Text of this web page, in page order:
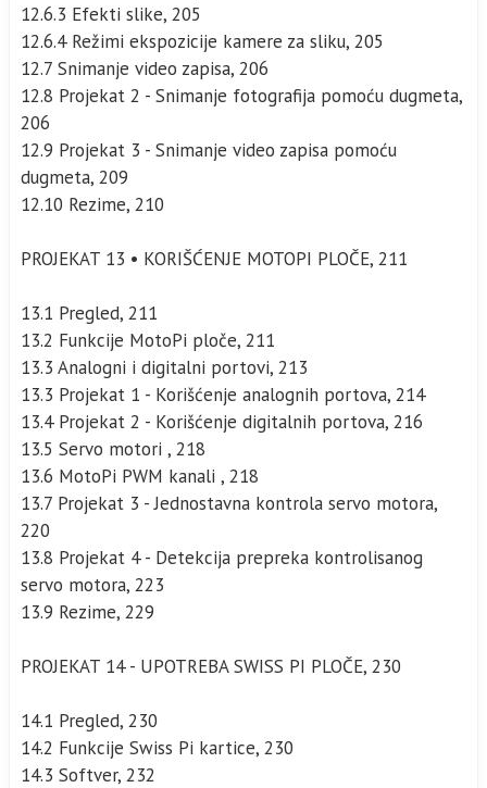
12.6.3 Efekti slike, 205
12.6.4 Režimi ekspozicije kamere za sliku, 205
12.7 Snimanje video zapisa, 206
12.8 Projekat 2 - Snimanje fotografija pomoću dugmeta,
206
12.9 Projekat 3 - Snimanje video zapisa pomoću
dugmeta, 209
12.10 Rezime, 210
PROJEKAT 13 • KORIŠĆENJE MOTOPI PLOČE, 211
13.1 Pregled, 211
13.2 Funkcije MotoPi ploče, 211
13.3 Analogni i digitalni portovi, 213
13.3 Projekat 1 - Korišćenje analognih portova, 214
13.4 Projekat 2 - Korišćenje digitalnih portova, 216
13.5 Servo motori , 218
13.6 MotoPi PWM kanali , 218
13.7 Projekat 3 - Jednostavna kontrola servo motora,
220
13.8 Projekat 4 - Detekcija prepreka kontrolisanog
servo motora, 223
13.9 Rezime, 229
PROJEKAT 14 - UPOTREBA SWISS PI PLOČE, 230
14.1 Pregled, 230
14.2 Funkcije Swiss Pi kartice, 230
14.3 Softver, 232